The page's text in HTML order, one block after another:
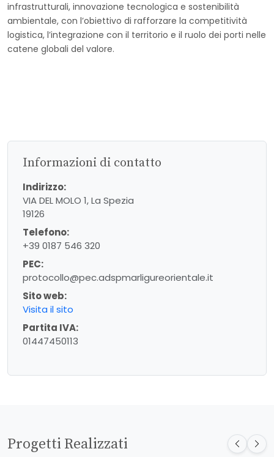
infrastrutturali, innovazione tecnologica e sostenibilità
ambientale, con l’obiettivo di rafforzare la competitività
logistica, l’integrazione con il territorio e il ruolo dei porti nelle
catene globali del valore.
Informazioni di contatto
Indirizzo:
VIA DEL MOLO 1, La Spezia
19126
Telefono:
+39 0187 546 320
PEC:
protocollo@pec.adspmarligureorientale.it
Sito web:
Visita il sito
Partita IVA:
01447450113
Progetti Realizzati